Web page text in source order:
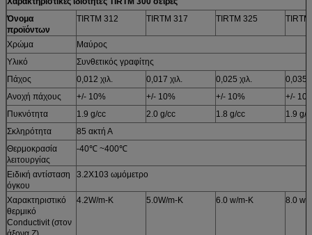
Όνομα
προϊόντων
TIRTM 312 TIRTM 317 TIRTM 325
Χρώμα
Μαύρος
Υλικό
Συνθετικός γραφίτης
Πάχος
0,012 χιλ. 0,017 χιλ. 0,025 χιλ.
0,035
Ανοχή πάχους
+/- 10% +/- 10% +/- 10%
+/-
Πυκνότητα
1.9 g/cc 2.0 g/cc 1.8 g/cc
1.9 g/
Σκληρότητα
85 ακτή Α
Θερμοκρασία
λειτουργίας
-40℃ ~400℃
Ειδική αντίσταση
όγκου
3.2X103 ωμόμετρο
Χαρακτηριστικό
θερμικό
Conductivit (στον
4.2W/m-Κ 5.0W/m-Κ 6.0 w/m-Κ 8.0 w/